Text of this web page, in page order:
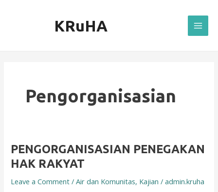
KRuHA
Pengorganisasian
PENGORGANISASIAN PENEGAKAN
HAK RAKYAT
Leave a Comment /Air dan Komunitas, Kajian /admin.kruha
PENGORGANISASIAN
PENEGAKAN
HAK
RAKYAT